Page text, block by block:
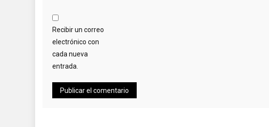
Recibir un correo
electrónico con
cada nueva
entrada.